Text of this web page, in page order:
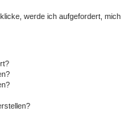
werde ich aufgefordert, mich